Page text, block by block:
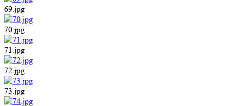
69.jpg
70.jpg
71.jpg
72.jpg
73.jpg